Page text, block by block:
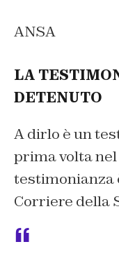
ANSA
LA
DETENUTO
A dirlo è un
prima volta nel
testimonianza
Corriere della